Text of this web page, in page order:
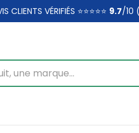
VÉRIFIÉS ⭐⭐⭐⭐⭐ 9.7/10